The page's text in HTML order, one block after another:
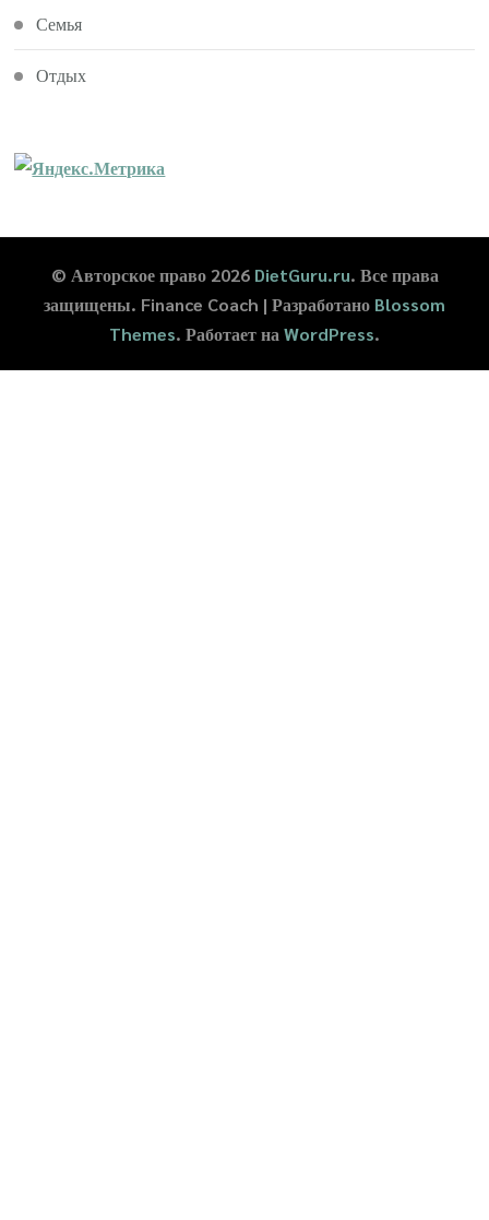
Семья
Отдых
© Авторское право 2026 DietGuru.ru. Все права
защищены. Finance Coach | Разработано Blossom
Themes. Работает на WordPress.